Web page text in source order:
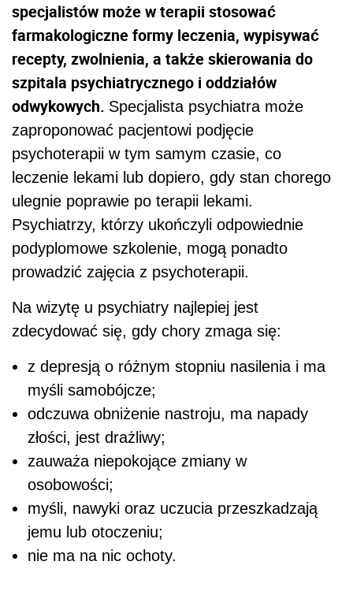
specjalistów może w terapii stosować
farmakologiczne formy leczenia, wypisywać
recepty, zwolnienia, a także skierowania do
szpitala psychiatrycznego i oddziałów
odwykowych. Specjalista psychiatra może
zaproponować pacjentowi podjęcie
psychoterapii w tym samym czasie, co
leczenie lekami lub dopiero, gdy stan chorego
ulegnie poprawie po terapii lekami.
Psychiatrzy, którzy ukończyli odpowiednie
podyplomowe szkolenie, mogą ponadto
prowadzić zajęcia z psychoterapii.
Na wizytę u psychiatry najlepiej jest
zdecydować się, gdy chory zmaga się:
z depresją o różnym stopniu nasilenia i ma
myśli samobójcze;
odczuwa obniżenie nastroju, ma napady
złości, jest drażliwy;
zauważa niepokojące zmiany w
osobowości;
myśli, nawyki oraz uczucia przeszkadzają
jemu lub otoczeniu;
nie ma na nic ochoty.